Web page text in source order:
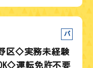
区◇実務未経験
運転免許不要